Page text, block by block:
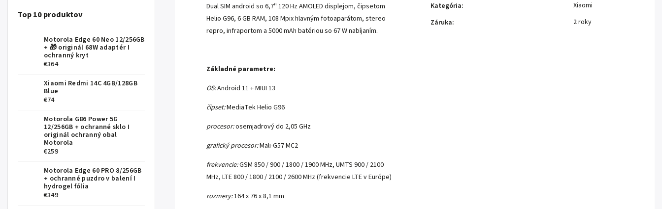
Top 10 produktov
Motorola Edge 60 Neo 12/256GB
+ 🎁 originál 68W adaptér I
ochranný kryt
€364
Xiaomi Redmi 14C 4GB/128GB
Blue
€74
Motorola G86 Power 5G
12/256GB + ochranné sklo I
originál ochranný obal
Motorola
€259
Motorola Edge 60 PRO 8/256GB
+ ochranné puzdro v balení I
hydrogel fólia
€349
Dual SIM android so 6,7'' 120 Hz AMOLED displejom, čipsetom
Helio G96, 6 GB RAM, 108 Mpix hlavným fotoaparátom, stereo
repro, infraportom a 5000 mAh batériou so 67 W nabíjaním.
Základné parametre:
OS:Android 11 + MIUI 13
čipset:MediaTek Helio G96
procesor:osemjadrový do 2,05 GHz
grafický procesor:Mali-G57 MC2
frekvencie:GSM 850 / 900 / 1800 / 1900 MHz, UMTS 900 / 2100
MHz, LTE 800 / 1800 / 2100 / 2600 MHz (frekvencie LTE v Európe)
rozmery:164 x 76 x 8,1 mm
Kategória:
Xiaomi
Záruka: 2 roky